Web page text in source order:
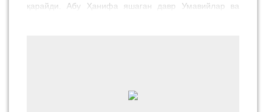
қарайди. Абу Ҳанифа яшаган давр Умавийлар ва
нафақат Куфа, балки, Ироқ, Жазоир, Тунис,
Марокаш, Индонезия, Малазия, Эрон, Мовароуннаҳр,